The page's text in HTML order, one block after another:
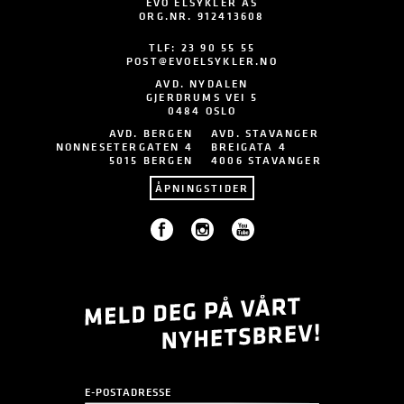
ORG.NR. 912413608
TLF: 23 90 55 55
POST@EVOELSYKLER.NO
AVD. NYDALEN
GJERDRUMS VEI 5
0484 OSLO
AVD. BERGEN
NONNESETERGATEN 4
5015 BERGEN
AVD. STAVANGER
BREIGATA 4
4006 STAVANGER
ÅPNINGSTIDER
E-POSTADRESSE